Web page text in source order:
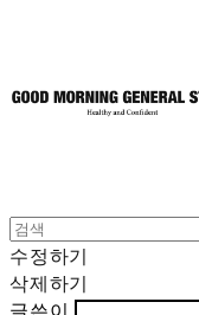
수정하기
삭제하기